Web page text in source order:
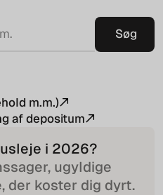
m.m.)
af depositum
i 2026?
ugyldige
der koster dig dyrt.